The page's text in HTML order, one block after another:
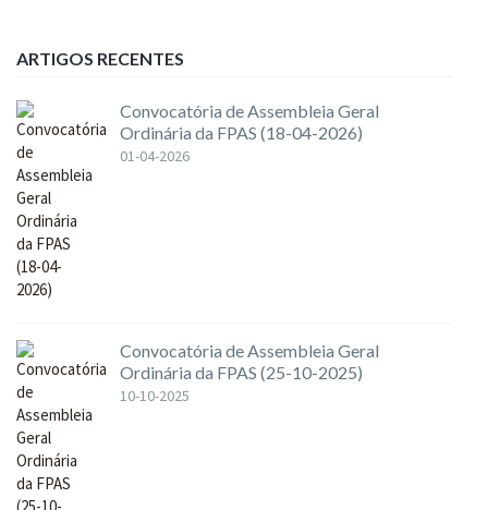
ARTIGOS RECENTES
Convocatória de Assembleia Geral
Ordinária da FPAS (18-04-2026)
01-04-2026
Convocatória de Assembleia Geral
Ordinária da FPAS (25-10-2025)
10-10-2025